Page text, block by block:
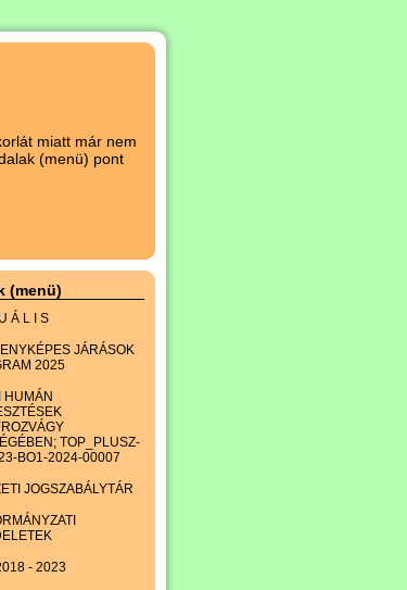
miatt már nem
(menü) pont
(menü)
Á L I S
JÁRÁSOK
2025
HUMÁN
TOP_PLUSZ-
BO1-2024-00007
JOGSZABÁLYTÁR
- 2023